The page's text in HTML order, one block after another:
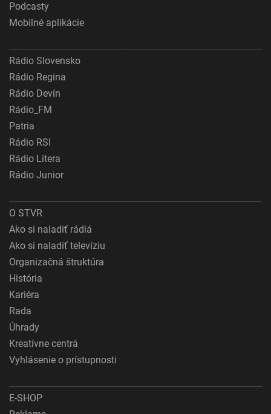
Podcasty
Mobilné aplikácie
Rádio Slovensko
Rádio Regina
Rádio Devín
Rádio_FM
Patria
Rádio RSI
Rádio Litera
Rádio Junior
O STVR
Ako si naladiť rádiá
Ako si naladiť televíziu
Organizačná štruktúra
História
Kariéra
Rada
Úhrady
Kreatívne centrá
Vyhlásenie o prístupnosti
E-SHOP